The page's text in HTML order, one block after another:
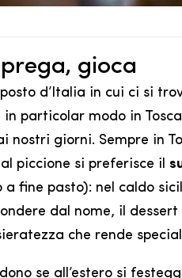
gioca
d’Italia in cui ci si
in particolar modo in
nostri giorni. Sempre in
piccione si preferisce il
a fine pasto): nel caldo
dal nome, il dessert
che rende
se all’estero si